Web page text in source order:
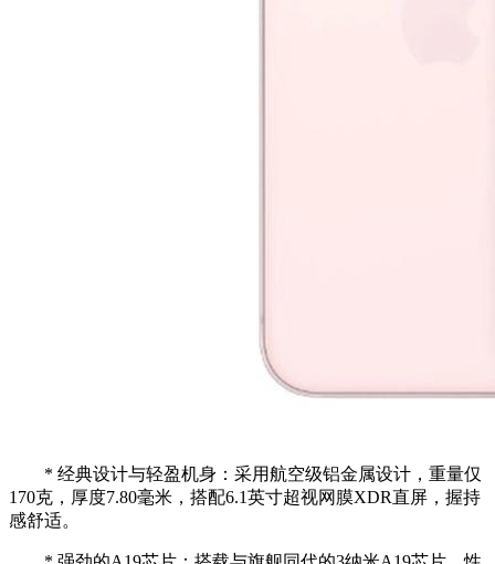
* 经典设计与轻盈机身：采用航空级铝金属设计，重量仅
170克，厚度7.80毫米，搭配6.1英寸超视网膜XDR直屏，握持
感舒适。